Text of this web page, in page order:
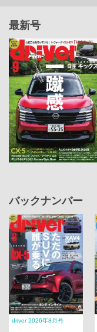
最新号
バックナンバー
driver 2026年8月号